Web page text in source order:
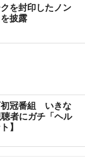
を封印したノン
披露
初冠番組 いきな
者にガチ「ヘル
】